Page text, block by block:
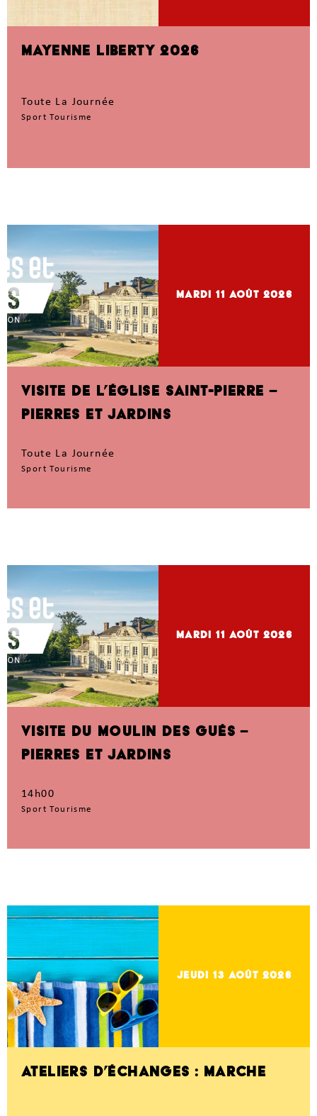
MAYENNE LIBERTY 2026
Toute La Journée
Sport Tourisme
mardi 11 Août 2026
VISITE DE L’ÉGLISE SAINT-PIERRE –
PIERRES ET JARDINS
Toute La Journée
Sport Tourisme
mardi 11 Août 2026
VISITE DU MOULIN DES GUÉS –
PIERRES ET JARDINS
14h00
Sport Tourisme
jeudi 13 Août 2026
ATELIERS D’ÉCHANGES : MARCHE